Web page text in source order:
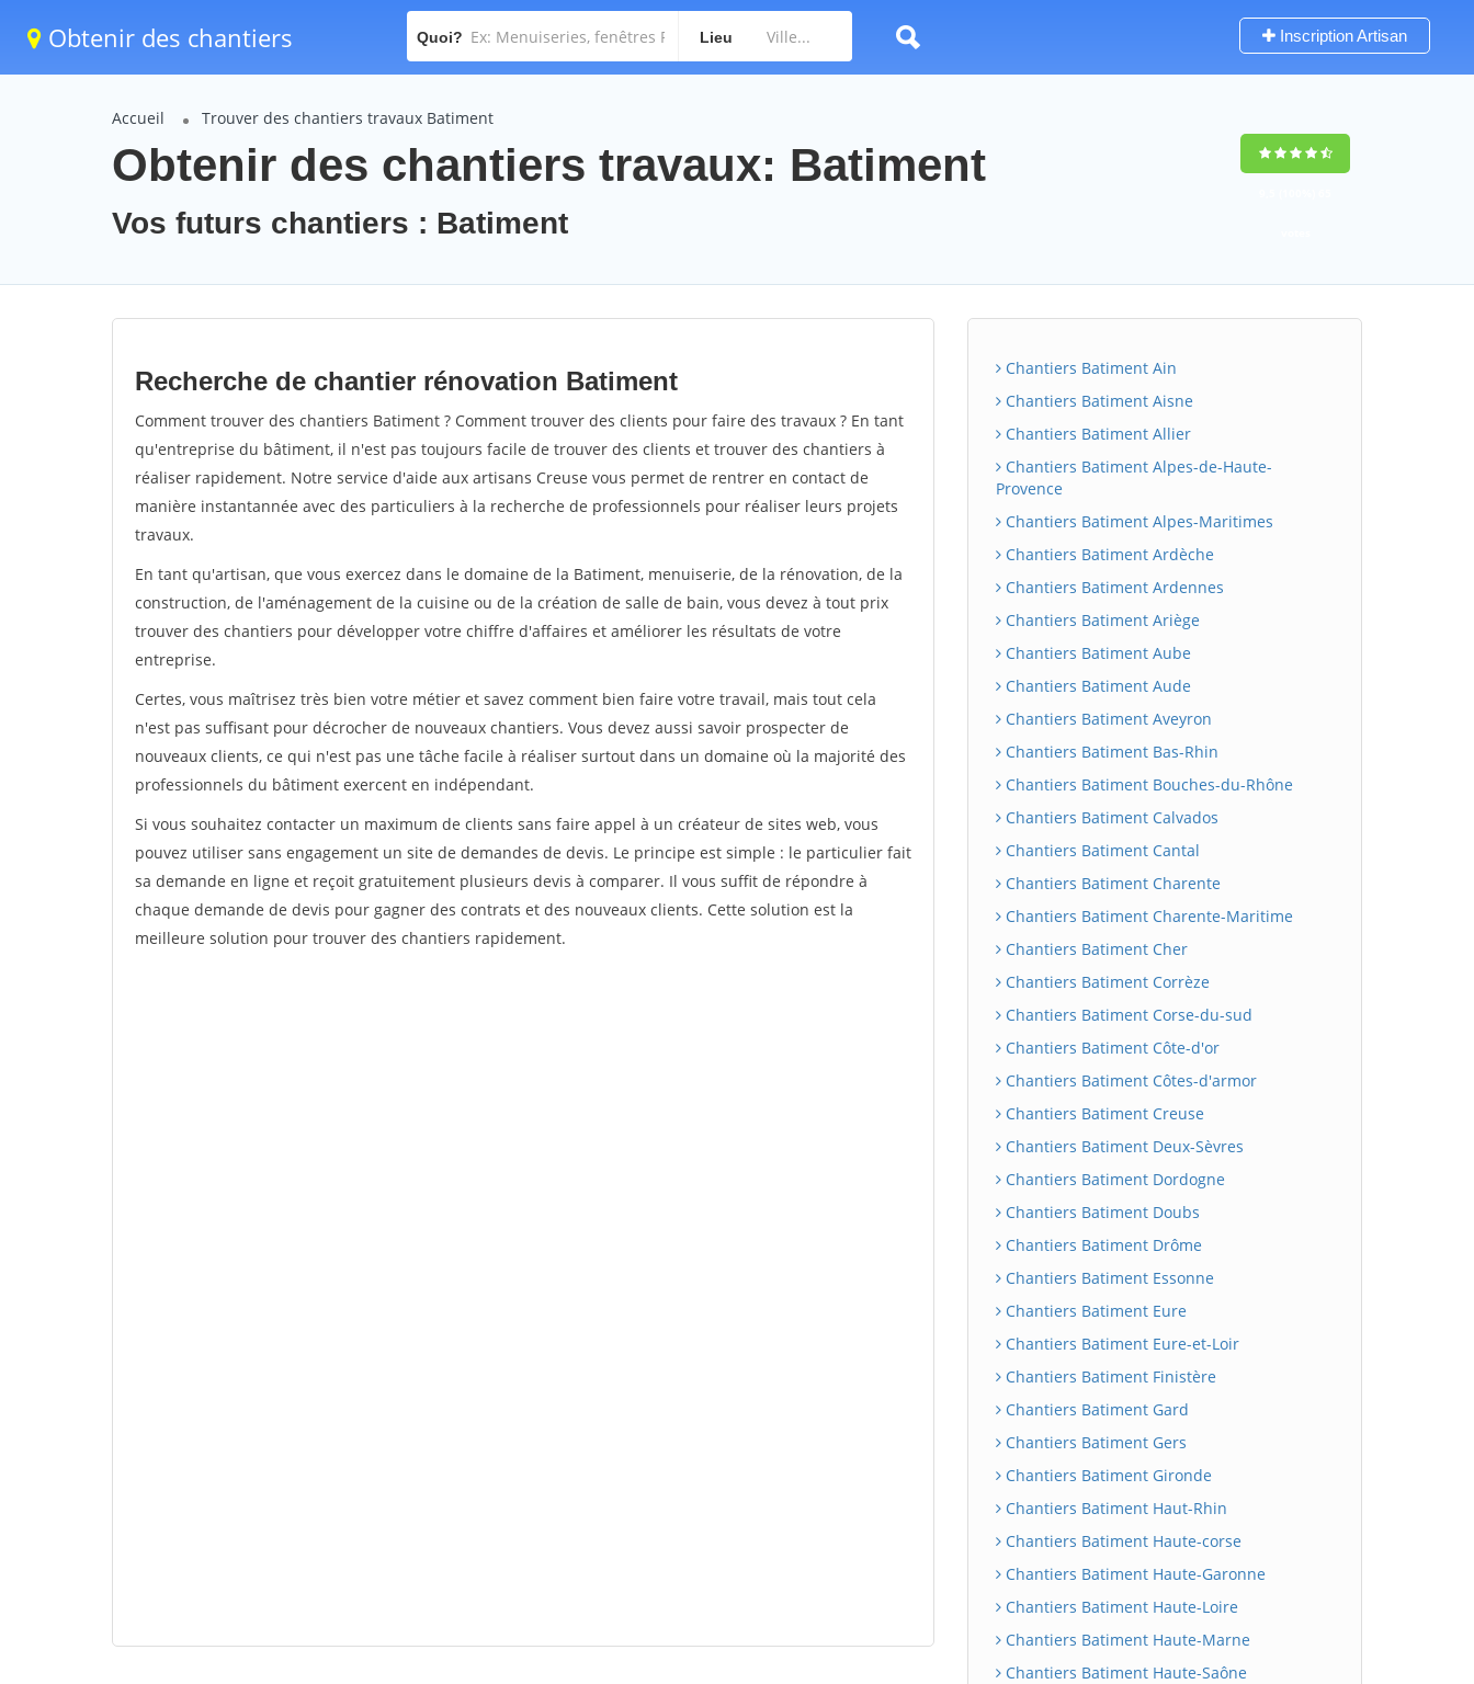
Obtenir des chantiers Quoi? Lieu Inscription Artisan
Accueil Trouver des chantiers travaux Batiment
Obtenir des chantiers travaux: Batiment
Vos futurs chantiers : Batiment
Recherche de chantier rénovation Batiment
Comment trouver des chantiers Batiment ? Comment trouver des clients pour faire des travaux ? En tant
qu'entreprise du bâtiment, il n'est pas toujours facile de trouver des clients et trouver des chantiers à
réaliser rapidement. Notre service d'aide aux artisans Creuse vous permet de rentrer en contact de
manière instantannée avec des particuliers à la recherche de professionnels pour réaliser leurs projets
travaux.
En tant qu'artisan, que vous exercez dans le domaine de la Batiment, menuiserie, de la rénovation, de la
construction, de l'aménagement de la cuisine ou de la création de salle de bain, vous devez à tout prix
trouver des chantiers pour développer votre chiffre d'affaires et améliorer les résultats de votre
entreprise.
Certes, vous maîtrisez très bien votre métier et savez comment bien faire votre travail, mais tout cela
n'est pas suffisant pour décrocher de nouveaux chantiers. Vous devez aussi savoir prospecter de
nouveaux clients, ce qui n'est pas une tâche facile à réaliser surtout dans un domaine où la majorité des
professionnels du bâtiment exercent en indépendant.
Si vous souhaitez contacter un maximum de clients sans faire appel à un créateur de sites web, vous
pouvez utiliser sans engagement un site de demandes de devis. Le principe est simple : le particulier fait
sa demande en ligne et reçoit gratuitement plusieurs devis à comparer. Il vous suffit de répondre à
chaque demande de devis pour gagner des contrats et des nouveaux clients. Cette solution est la
meilleure solution pour trouver des chantiers rapidement.
Chantiers Batiment Ain
Chantiers Batiment Aisne
Chantiers Batiment Allier
Chantiers Batiment Alpes-de-Haute-
Provence
Chantiers Batiment Alpes-Maritimes
Chantiers Batiment Ardèche
Chantiers Batiment Ardennes
Chantiers Batiment Ariège
Chantiers Batiment Aube
Chantiers Batiment Aude
Chantiers Batiment Aveyron
Chantiers Batiment Bas-Rhin
Chantiers Batiment Bouches-du-Rhône
Chantiers Batiment Calvados
Chantiers Batiment Cantal
Chantiers Batiment Charente
Chantiers Batiment Charente-Maritime
Chantiers Batiment Cher
Chantiers Batiment Corrèze
Chantiers Batiment Corse-du-sud
Chantiers Batiment Côte-d'or
Chantiers Batiment Côtes-d'armor
Chantiers Batiment Creuse
Chantiers Batiment Deux-Sèvres
Chantiers Batiment Dordogne
Chantiers Batiment Doubs
Chantiers Batiment Drôme
Chantiers Batiment Essonne
Chantiers Batiment Eure
Chantiers Batiment Eure-et-Loir
Chantiers Batiment Finistère
Chantiers Batiment Gard
Chantiers Batiment Gers
Chantiers Batiment Gironde
Chantiers Batiment Haut-Rhin
Chantiers Batiment Haute-corse
Chantiers Batiment Haute-Garonne
Chantiers Batiment Haute-Loire
Chantiers Batiment Haute-Marne
Chantiers Batiment Haute-Saône